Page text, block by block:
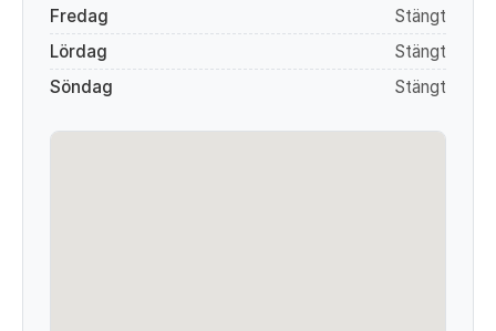
Fredag
Stängt
Lördag
Stängt
Söndag
Stängt